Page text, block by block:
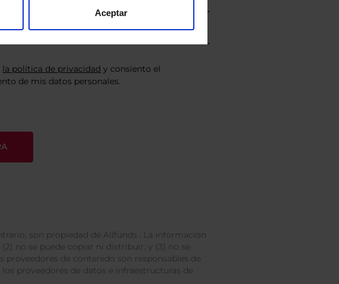
Aceptar
la política de privacidad y consiento el
de mis datos personales.
son propiedad de Allfunds . La información
no se puede copiar ni distribuir; y (3) no se
de contenido son responsables de
proveedores de datos e infraestructuras de